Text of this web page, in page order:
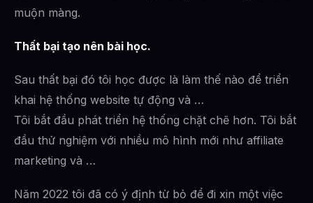
muộn màng.
Thất bại tạo nên bài học.
Sau thất bại đó tôi học được là làm thế nào để triển
khai hệ thống website tự động và …
Tôi bắt đầu phát triển hệ thống chặt chẽ hơn. Tôi bắt
đầu thử nghiệm với nhiều mô hình mới như affiliate
marketing và …
Năm 2022 tôi đã có ý định từ bỏ để đi xin một việc